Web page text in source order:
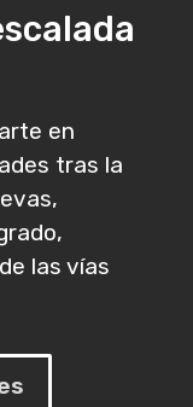
en
tras la
las vías